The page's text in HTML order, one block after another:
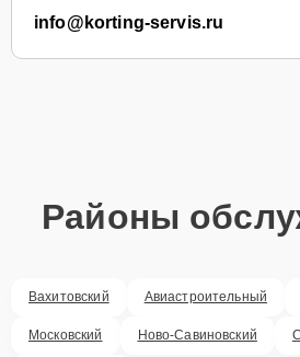
info@korting-servis.ru
Районы
Вахитовский Авиастроительный
Московский Ново-Савиновский